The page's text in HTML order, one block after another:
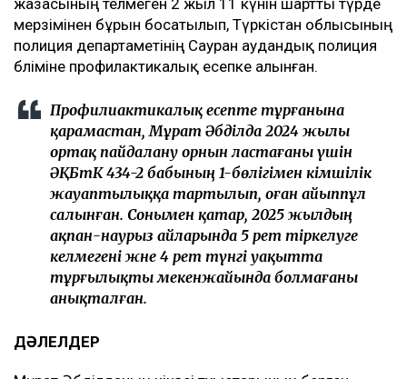
Ұсынымда Сауран аудандық полиция бөлімі
блогердің мерзімінен бұрын шартты түрде
босатудың күшін жойып, жазаның қалған
түріндегі жазаға ауыстыруды сұраған.
СОТТА АНЫҚТАЛҒАНЫ
Сотталған Мұрат Әбділда 2024 жылы соттың
қаулысы негізінде қылмыстық кодекстің 72-
бабына сай бас бостандығынан айыру түріндегі
жазасының өтелмеген 2 жыл 11 күнін шартты түрде
мерзімінен бұрын босатылып, Түркістан облысының
полиция департаметінің Сауран аудандық полиция